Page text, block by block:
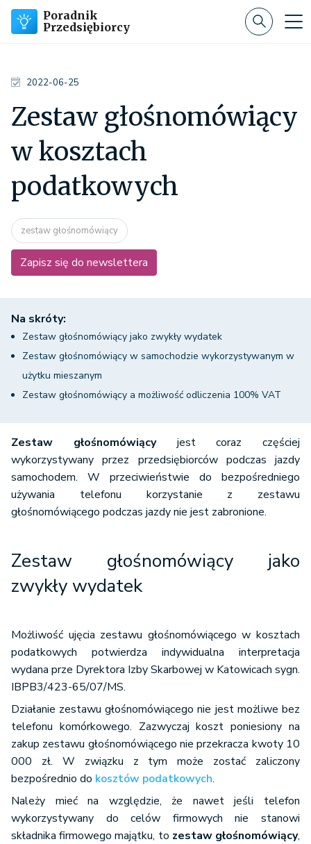
Poradnik
Przedsiębiorcy
2022-06-25
Zestaw głośnomówiący
w kosztach
podatkowych
zestaw głośnomówiący
Zapisz się do newslettera
Na skróty:
Zestaw głośnomówiący jako zwykły wydatek
Zestaw głośnomówiący w samochodzie wykorzystywanym w
użytku mieszanym
Zestaw głośnomówiący a możliwość odliczenia 100% VAT
Zestaw głośnomówiącyjest coraz częściej
wykorzystywany przez przedsiębiorców podczas jazdy
samochodem. W przeciwieństwie do bezpośredniego
używania telefonu korzystanie z zestawu
głośnomówiącego podczas jazdy nie jest zabronione.
Zestaw głośnomówiący jako
zwykły wydatek
Możliwość ujęcia zestawu głośnomówiącego w kosztach
podatkowych potwierdza indywidualna interpretacja
wydana prze Dyrektora Izby Skarbowej w Katowicach sygn.
IBPB3/423-65/07/MS.
Działanie zestawu głośnomówiącego nie jest możliwe bez
telefonu komórkowego. Zazwyczaj koszt poniesiony na
zakup zestawu głośnomówiącego nie przekracza kwoty 10
000 zł. W związku z tym może zostać zaliczony
bezpośrednio do kosztów podatkowych.
Należy mieć na względzie, że nawet jeśli telefon
wykorzystywany do celów firmowych nie stanowi
składnika firmowego majątku, to zestaw głośnomówiący,